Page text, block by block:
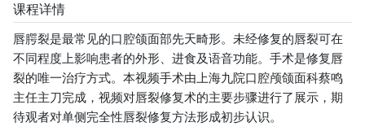
课程详情
唇腭裂是最常见的口腔颌面部先天畸形。未经修复的唇裂可在
不同程度上影响患者的外形、进食及语音功能。手术是修复唇
裂的唯一治疗方式。本视频手术由上海九院口腔颅颌面科蔡鸣
主任主刀完成，视频对唇裂修复术的主要步骤进行了展示，期
待观者对单侧完全性唇裂修复方法形成初步认识。